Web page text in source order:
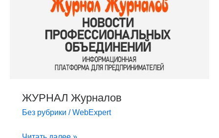
ЖУРНАЛ Журналов
Без рубрики /WebExpert
Журналов